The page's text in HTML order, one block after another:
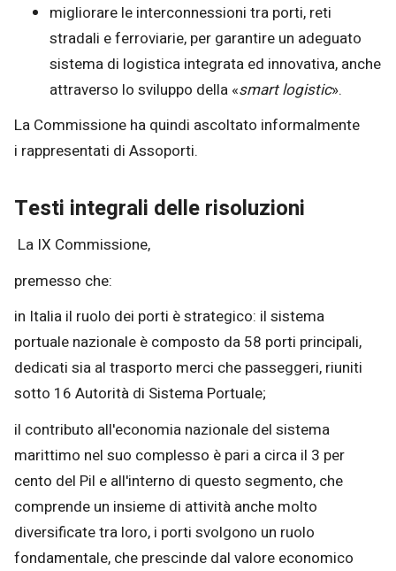
migliorare le interconnessioni tra porti, reti
stradali e ferroviarie, per garantire un adeguato
sistema di logistica integrata ed innovativa, anche
attraverso lo sviluppo della «smart logistic».
La Commissione ha quindi ascoltato informalmente
i rappresentati di Assoporti.
Testi integrali delle risoluzioni
La IX Commissione,
premesso che:
in Italia il ruolo dei porti è strategico: il sistema
portuale nazionale è composto da 58 porti principali,
dedicati sia al trasporto merci che passeggeri, riuniti
sotto 16 Autorità di Sistema Portuale;
il contributo all'economia nazionale del sistema
marittimo nel suo complesso è pari a circa il 3 per
cento del Pil e all'interno di questo segmento, che
comprende un insieme di attività anche molto
diversificate tra loro, i porti svolgono un ruolo
fondamentale, che prescinde dal valore economico